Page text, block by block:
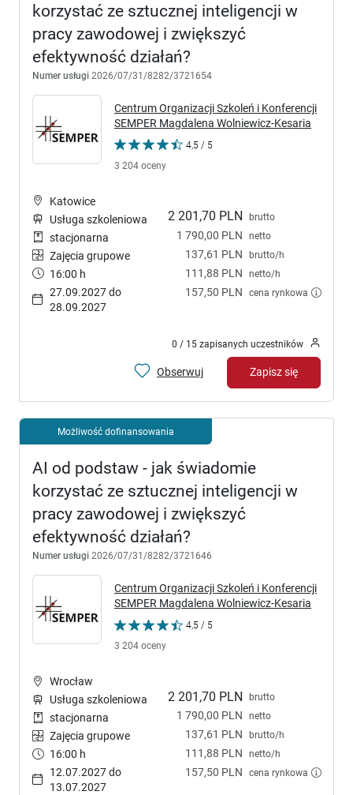
korzystać ze sztucznej inteligencji w
pracy zawodowej i zwiększyć
efektywność działań?
Numer usługi 2026/07/31/8282/3721654
Centrum Organizacji Szkoleń i Konferencji
SEMPER Magdalena Wolniewicz-Kesaria
4,5 / 5
3 204 oceny
2 201,70 PLN brutto
1 790,00 PLN netto
137,61 PLN brutto/h
111,88 PLN netto/h
157,50 PLN cena rynkowa
Katowice
Usługa szkoleniowa
stacjonarna
Zajęcia grupowe
16:00 h
27.09.2027 do
28.09.2027
0 / 15 zapisanych uczestników
Obserwuj Zapisz się
Możliwość dofinansowania
AI od podstaw - jak świadomie
korzystać ze sztucznej inteligencji w
pracy zawodowej i zwiększyć
efektywność działań?
Numer usługi 2026/07/31/8282/3721646
Centrum Organizacji Szkoleń i Konferencji
SEMPER Magdalena Wolniewicz-Kesaria
4,5 / 5
3 204 oceny
2 201,70 PLN brutto
1 790,00 PLN netto
137,61 PLN brutto/h
111,88 PLN netto/h
157,50 PLN cena rynkowa
Wrocław
Usługa szkoleniowa
stacjonarna
Zajęcia grupowe
16:00 h
12.07.2027 do
13.07.2027